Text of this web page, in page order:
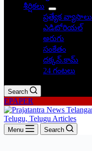
శీర్షికలు
ప్రత్యేక వ్యాసాలు
ఎడిటోరియల్
అరుగు
సంకేతం
దక్కన్.కామ్
24 గంటలు
Search
EPAPER
Menu Search